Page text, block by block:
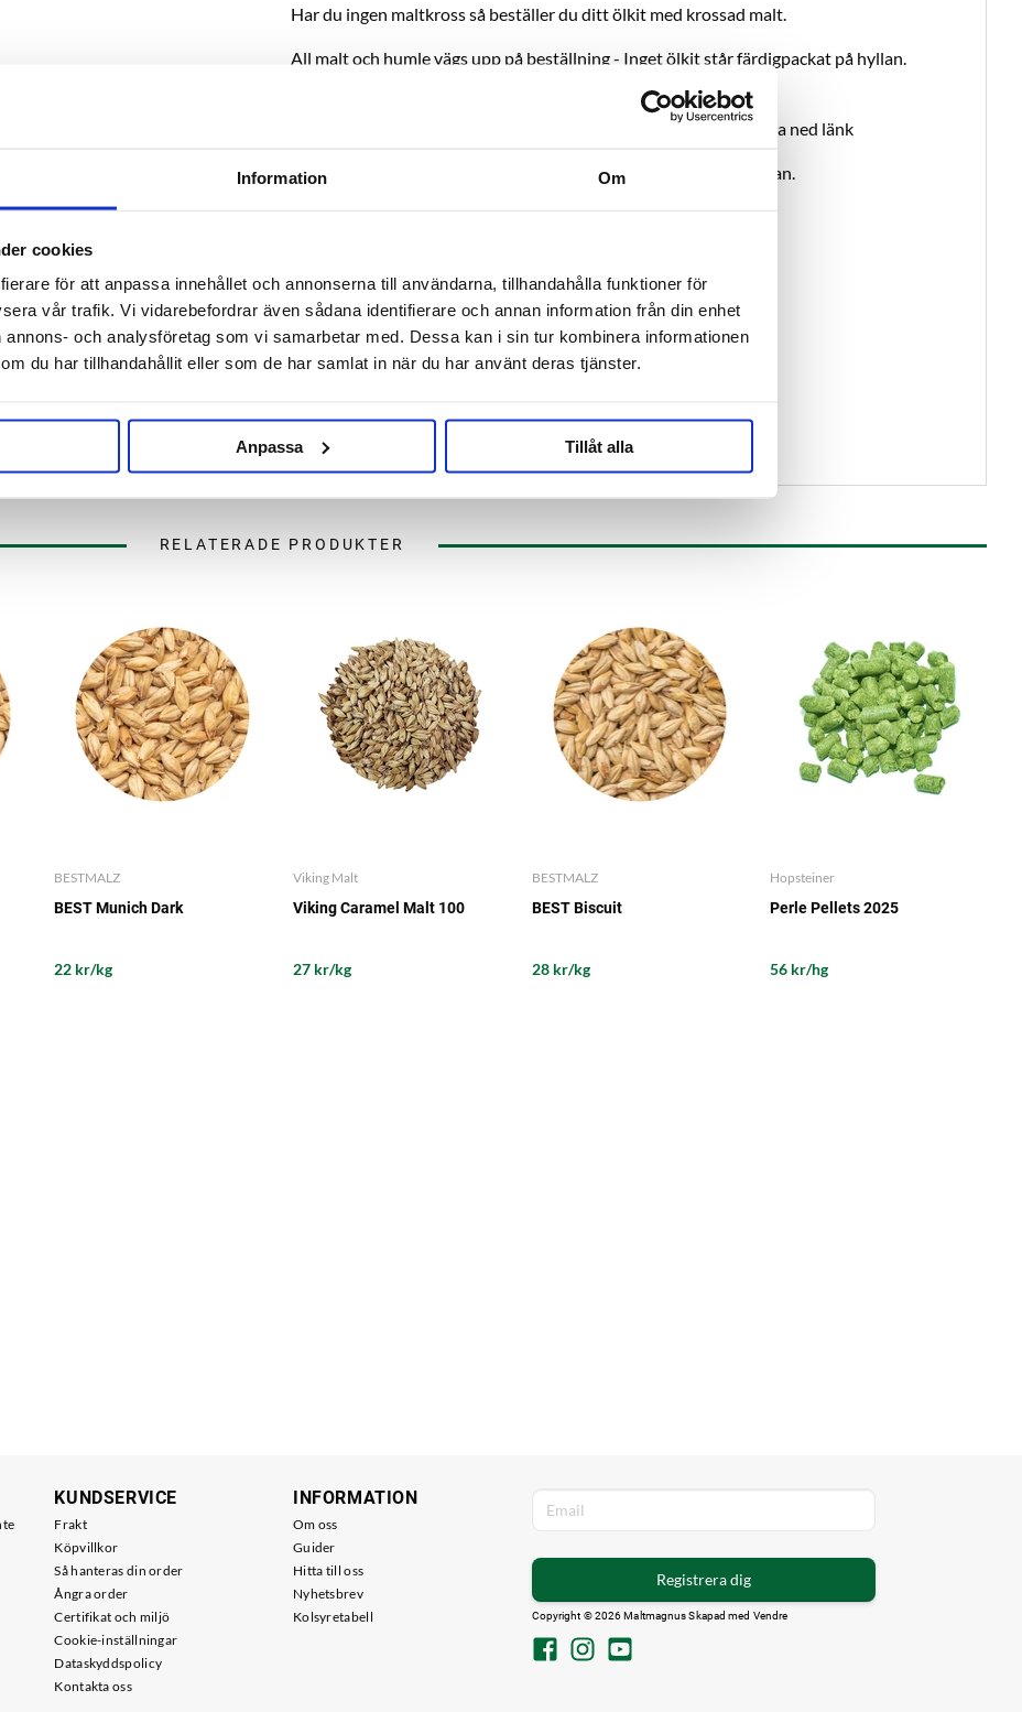
Information Om
cookies
för att anpassa innehållet och annonserna till användarna, tillhandahålla funktioner för
vår trafik. Vi vidarebefordrar även sådana identifierare och annan information från din enhet
och analysföretag som vi samarbetar med. Dessa kan i sin tur kombinera informationen
du har tillhandahållit eller som de har samlat in när du har använt deras tjänster.
Anpassa Tillåt alla
Har du ingen maltkross så beställer du ditt ölkit med krossad malt.
All malt och humle vägs upp på beställning - Inget ölkit står färdigpackat på hyllan.
XML-fil finns att ladda ner nedan
håll fingret på filen - Ladda ned länk
INSTRUKTIONER: Svenska och engelska finns att ladda ner nedan.
RELATERADE PRODUKTER
BESTMALZ
BEST Munich Dark
22 kr/kg
Viking Malt
Viking Caramel Malt 100
27 kr/kg
BESTMALZ
BEST Biscuit
28 kr/kg
Hopsteiner
Perle Pellets 2025
56 kr/hg
KUNDSERVICE
Frakt
Köpvillkor
Så hanteras din order
Ångra order
Certifikat och miljö
Cookie-inställningar
Dataskyddspolicy
Kontakta oss
INFORMATION
Om oss
Guider
Hitta till oss
Nyhetsbrev
Kolsyretabell
Registrera dig
Copyright © 2026 Maltmagnus Skapad med Vendre